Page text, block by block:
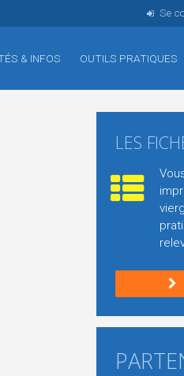
Se
& INFOS OUTILS PRATIQUES
LES